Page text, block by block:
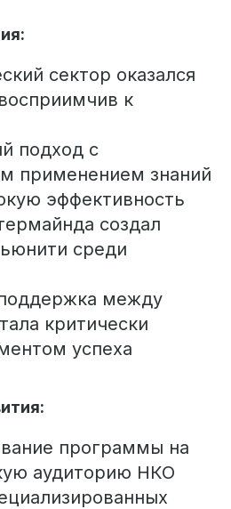
сектор оказался
к
подход с
применением знаний
эффективность
создал
среди
между
критически
успеха
программы на
аудиторию НКО